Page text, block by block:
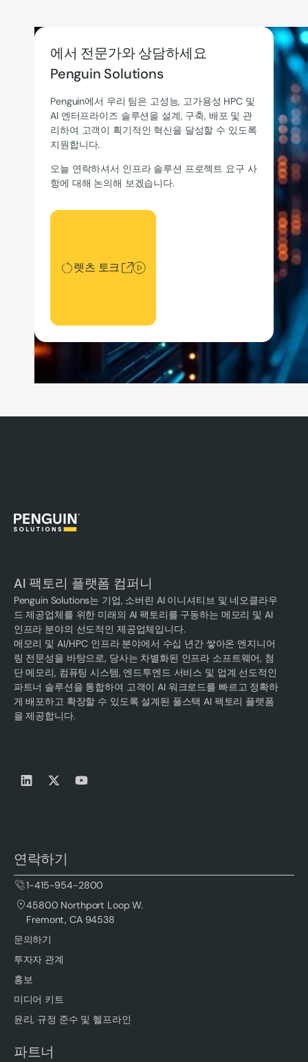
에서 전문가와 상담하세요
Penguin Solutions
Penguin에서 우리 팀은 고성능, 고가용성 HPC 및
AI 엔터프라이즈 솔루션을 설계, 구축, 배포 및 관
리하여 고객이 획기적인 혁신을 달성할 수 있도록
지원합니다.
오늘 연락하셔서 인프라 솔루션 프로젝트 요구 사
항에 대해 논의해 보겠습니다.
렛츠 토크
렛츠 토크
AI 팩토리 플랫폼 컴퍼니
Penguin Solutions는 기업, 소버린 AI 이니셔티브 및 네오클라우
드 제공업체를 위한 미래의 AI 팩토리를 구동하는 메모리 및 AI
인프라 분야의 선도적인 제공업체입니다.
메모리 및 AI/HPC 인프라 분야에서 수십 년간 쌓아온 엔지니어
링 전문성을 바탕으로, 당사는 차별화된 인프라 소프트웨어, 첨
단 메모리, 컴퓨팅 시스템, 엔드투엔드 서비스 및 업계 선도적인
파트너 솔루션을 통합하여 고객이 AI 워크로드를 빠르고 정확하
게 배포하고 확장할 수 있도록 설계된 풀스택 AI 팩토리 플랫폼
을 제공합니다.
연락하기
1-415-954-2800
45800 Northport Loop W.
Fremont, CA 94538
문의하기
투자자 관계
홍보
미디어 키트
윤리, 규정 준수 및 헬프라인
파트너